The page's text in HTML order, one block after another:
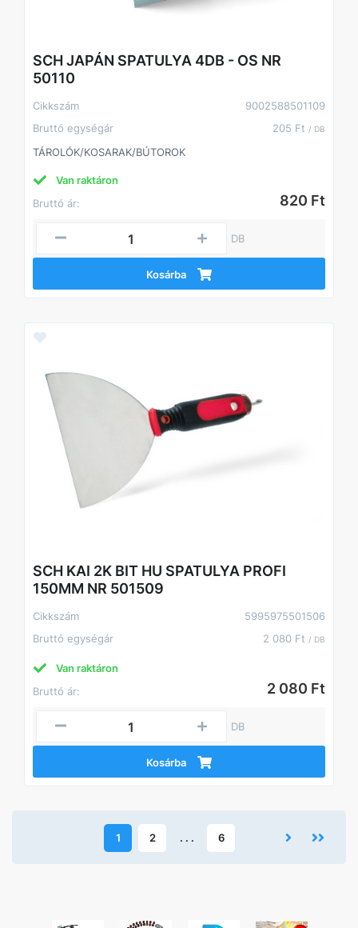
SCH JAPÁN SPATULYA 4DB - OS NR
50110
Cikkszám
9002588501109
Bruttó egységár
205 Ft / DB
TÁROLÓK/KOSARAK/BÚTOROK
Van raktáron
Bruttó ár:
820 Ft
DB
Kosárba
SCH KAI 2K BIT HU SPATULYA PROFI
150MM NR 501509
Cikkszám
5995975501506
Bruttó egységár
2 080 Ft / DB
Van raktáron
Bruttó ár:
2 080 Ft
DB
Kosárba
1 2 . . . 6